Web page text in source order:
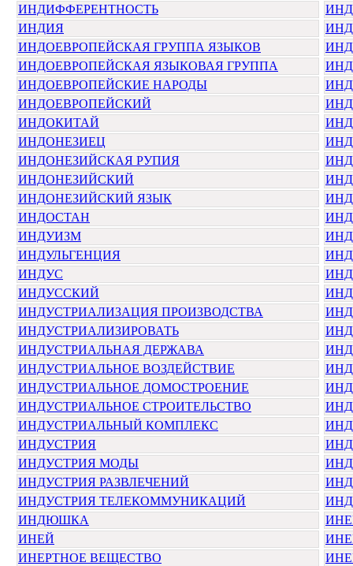
ИНДИФФЕРЕНТНОСТЬ
ИНДИЯ
ИНДОЕВРОПЕЙСКАЯ ГРУППА ЯЗЫКОВ
ИНДОЕВРОПЕЙСКАЯ ЯЗЫКОВАЯ ГРУППА
ИНДОЕВРОПЕЙСКИЕ НАРОДЫ
ИНДОЕВРОПЕЙСКИЙ
ИНДОКИТАЙ
ИНДОНЕЗИЕЦ
ИНДОНЕЗИЙСКАЯ РУПИЯ
ИНДОНЕЗИЙСКИЙ
ИНДОНЕЗИЙСКИЙ ЯЗЫК
ИНДОСТАН
ИНДУИЗМ
ИНДУЛЬГЕНЦИЯ
ИНДУС
ИНДУССКИЙ
ИНДУСТРИАЛИЗАЦИЯ ПРОИЗВОДСТВА
ИНДУСТРИАЛИЗИРОВАТЬ
ИНДУСТРИАЛЬНАЯ ДЕРЖАВА
ИНДУСТРИАЛЬНОЕ ВОЗДЕЙСТВИЕ
ИНДУСТРИАЛЬНОЕ ДОМОСТРОЕНИЕ
ИНДУСТРИАЛЬНОЕ СТРОИТЕЛЬСТВО
ИНДУСТРИАЛЬНЫЙ КОМПЛЕКС
ИНДУСТРИЯ
ИНДУСТРИЯ МОДЫ
ИНДУСТРИЯ РАЗВЛЕЧЕНИЙ
ИНДУСТРИЯ ТЕЛЕКОММУНИКАЦИЙ
ИНДЮШКА
ИНЕЙ
ИНЕРТНОЕ ВЕЩЕСТВО